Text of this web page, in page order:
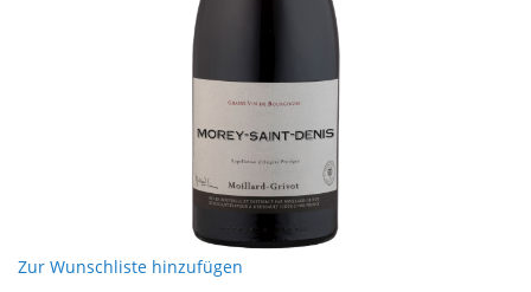
Skip
Zur Wunschliste hinzufügen